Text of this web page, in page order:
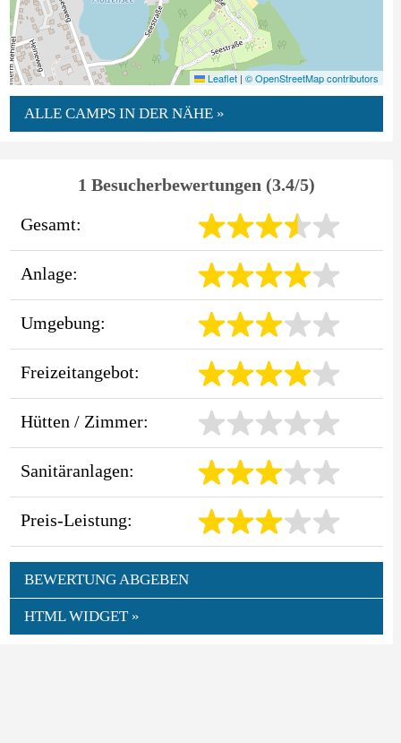
Leaflet | © OpenStreetMap contributors
ALLE CAMPS IN DER NÄHE »
1 Besucherbewertungen (3.4/5)
Gesamt:
Anlage:
Umgebung:
Freizeitangebot:
Hütten / Zimmer:
Sanitäranlagen:
Preis-Leistung:
BEWERTUNG ABGEBEN
HTML WIDGET »